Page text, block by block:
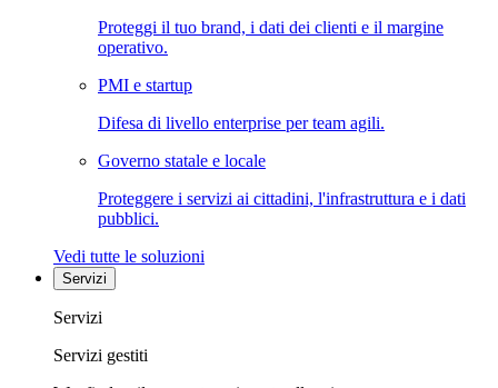
Proteggi il tuo brand, i dati dei clienti e il margine
operativo.
PMI e startup
Difesa di livello enterprise per team agili.
Governo statale e locale
Proteggere i servizi ai cittadini, l'infrastruttura e i dati
pubblici.
Vedi tutte le soluzioni
Servizi
Servizi
Servizi gestiti